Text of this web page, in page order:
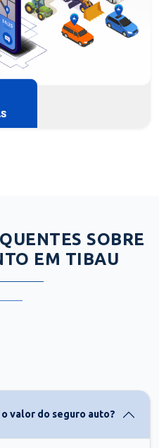
SOBRE
EM TIBAU
valor do seguro auto?